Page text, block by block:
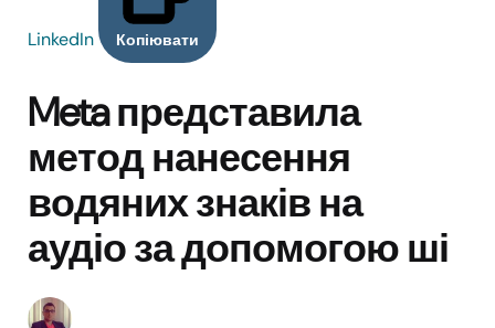
LinkedIn Копіювати
Meta представила
метод нанесення
водяних знаків на
аудіо за допомогою ші